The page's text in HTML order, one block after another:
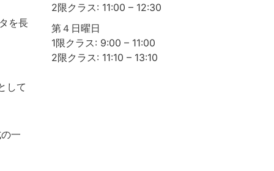
を長
して
一
2限クラス: 11:00 – 12:30
第４日曜日
1限クラス: 9:00 – 11:00
2限クラス: 11:10 – 13:10